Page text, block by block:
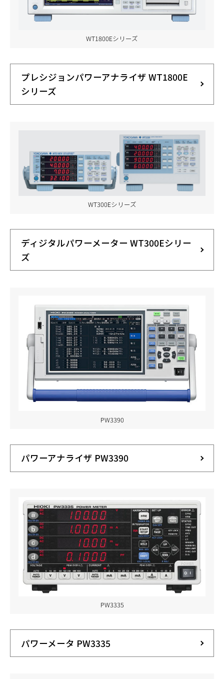
WT1800Eシリーズ
プレシジョンパワーアナライザ WT1800E
シリーズ
WT300Eシリーズ
ディジタルパワーメーター WT300Eシリー
ズ
PW3390
パワーアナライザ PW3390
PW3335
パワーメータ PW3335